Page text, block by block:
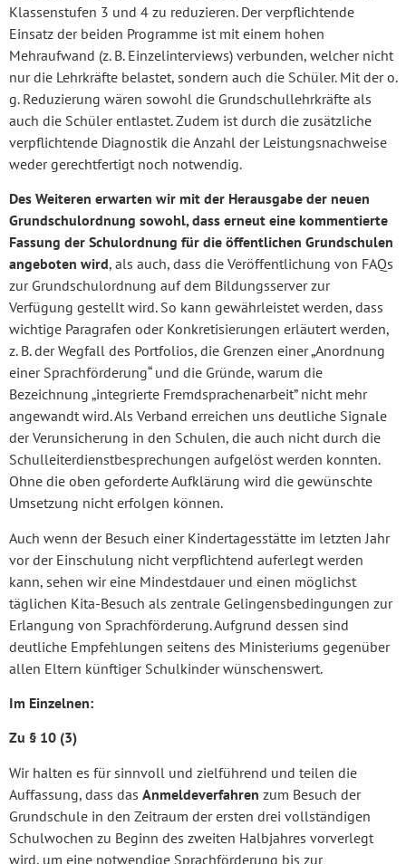
Klassenstufen 3 und 4 zu reduzieren. Der verpflichtende
Einsatz der beiden Programme ist mit einem hohen
Mehraufwand (z. B. Einzelinterviews) verbunden, welcher nicht
nur die Lehrkräfte belastet, sondern auch die Schüler. Mit der o.
g. Reduzierung wären sowohl die Grundschullehrkräfte als
auch die Schüler entlastet. Zudem ist durch die zusätzliche
verpflichtende Diagnostik die Anzahl der Leistungsnachweise
weder gerechtfertigt noch notwendig.
Des Weiteren erwarten wir mit der Herausgabe der neuen
Grundschulordnung sowohl, dass erneut eine kommentierte
Fassung der Schulordnung für die öffentlichen Grundschulen
angeboten wird, als auch, dass die Veröffentlichung von FAQs
zur Grundschulordnung auf dem Bildungsserver zur
Verfügung gestellt wird. So kann gewährleistet werden, dass
wichtige Paragrafen oder Konkretisierungen erläutert werden,
z. B. der Wegfall des Portfolios, die Grenzen einer „Anordnung
einer Sprachförderung“ und die Gründe, warum die
Bezeichnung „integrierte Fremdsprachenarbeit” nicht mehr
angewandt wird. Als Verband erreichen uns deutliche Signale
der Verunsicherung in den Schulen, die auch nicht durch die
Schulleiterdienstbesprechungen aufgelöst werden konnten.
Ohne die oben geforderte Aufklärung wird die gewünschte
Umsetzung nicht erfolgen können.
Auch wenn der Besuch einer Kindertagesstätte im letzten Jahr
vor der Einschulung nicht verpflichtend auferlegt werden
kann, sehen wir eine Mindestdauer und einen möglichst
täglichen Kita-Besuch als zentrale Gelingensbedingungen zur
Erlangung von Sprachförderung. Aufgrund dessen sind
deutliche Empfehlungen seitens des Ministeriums gegenüber
allen Eltern künftiger Schulkinder wünschenswert.
Im Einzelnen:
Zu § 10 (3)
Wir halten es für sinnvoll und zielführend und teilen die
Auffassung, dass das Anmeldeverfahren zum Besuch der
Grundschule in den Zeitraum der ersten drei vollständigen
Schulwochen zu Beginn des zweiten Halbjahres vorverlegt
wird, um eine notwendige Sprachförderung bis zur